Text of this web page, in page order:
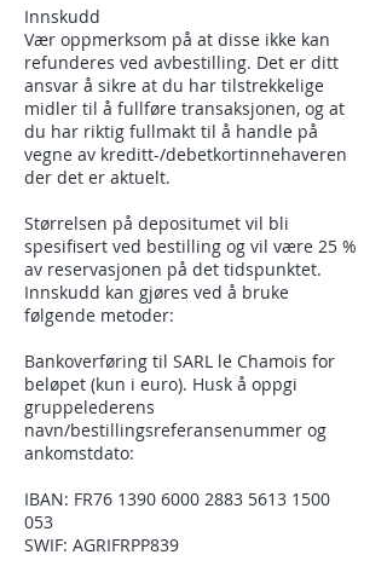
Innskudd
Vær oppmerksom på at disse ikke kan
refunderes ved avbestilling. Det er ditt
ansvar å sikre at du har tilstrekkelige
midler til å fullføre transaksjonen, og at
du har riktig fullmakt til å handle på
vegne av kreditt-/debetkortinnehaveren
der det er aktuelt.
Størrelsen på depositumet vil bli
spesifisert ved bestilling og vil være 25 %
av reservasjonen på det tidspunktet.
Innskudd kan gjøres ved å bruke
følgende metoder:
Bankoverføring til SARL le Chamois for
beløpet (kun i euro). Husk å oppgi
gruppelederens
navn/bestillingsreferansenummer og
ankomstdato:
IBAN: FR76 1390 6000 2883 5613 1500
053
SWIF: AGRIFRPP839